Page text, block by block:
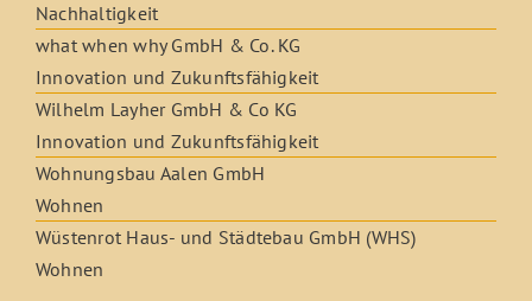
Nachhaltigkeit
what when why GmbH & Co. KG
Innovation und Zukunftsfähigkeit
Wilhelm Layher GmbH & Co KG
Innovation und Zukunftsfähigkeit
Wohnungsbau Aalen GmbH
Wohnen
Wüstenrot Haus- und Städtebau GmbH (WHS)
Wohnen